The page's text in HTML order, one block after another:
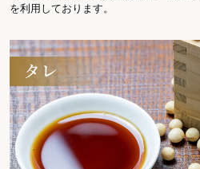
を利用しております。